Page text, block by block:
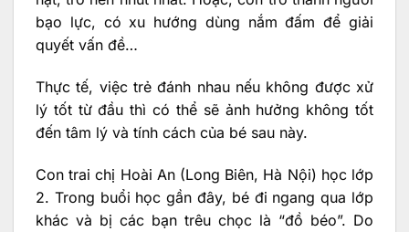
bạo lực, có xu hướng dùng nắm đấm để giải
quyết vấn đề…
Thực tế, việc trẻ đánh nhau nếu không được xử
lý tốt từ đầu thì có thể sẽ ảnh hưởng không tốt
đến tâm lý và tính cách của bé sau này.
Con trai chị Hoài An (Long Biên, Hà Nội) học lớp
2. Trong buổi học gần đây, bé đi ngang qua lớp
khác và bị các bạn trêu chọc là “đồ béo”. Do